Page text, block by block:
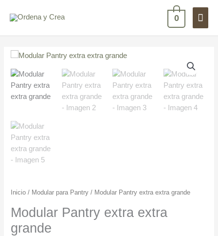
0
Inicio / Modular para Pantry / Modular Pantry extra extra grande
Modular Pantry extra extra
grande
Modular
extra
extra
grande